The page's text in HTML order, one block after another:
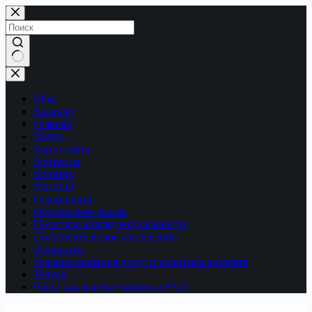
Перейти
к
сути
Ничего
не
найденоBlog
Важное!
Главная
Заявка
Карта сайта
Контакты
Корзина
Магазин
О компании
Оформление заказа
Политика конфиденциальности
Пользовательское соглашение
Реквизиты
Условия оказания услуг и политика возврата
Услуги
Часто задаваемые вопросы FAQ